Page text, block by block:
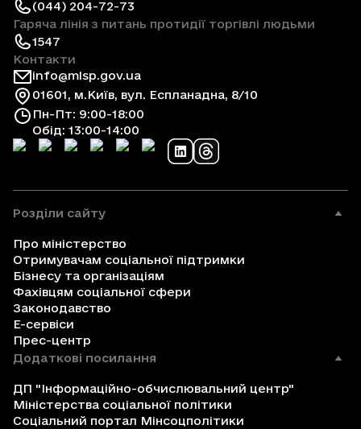
(044) 204-72-73
Гаряча лінія з питань протидії торгівлі людьми
1547
Контакти
info@mlsp.gov.ua
01601, м.Київ, вул. Еспланадна, 8/10
Пн-Пт: 9:00-18:00
Обід: 13:00-14:00
Розділи сайту
Про міністерство
Отримувачам соціальної підтримки
Бізнесу та організаціям
Фахівцям соціальної сфери
Законодавство
Е-сервіси
Прес-центр
Додаткові посилання
ДП "Інформаційно-обчислювальний центр"
Міністерства соціальної політики
Соціальний портал Мінсоцполітики